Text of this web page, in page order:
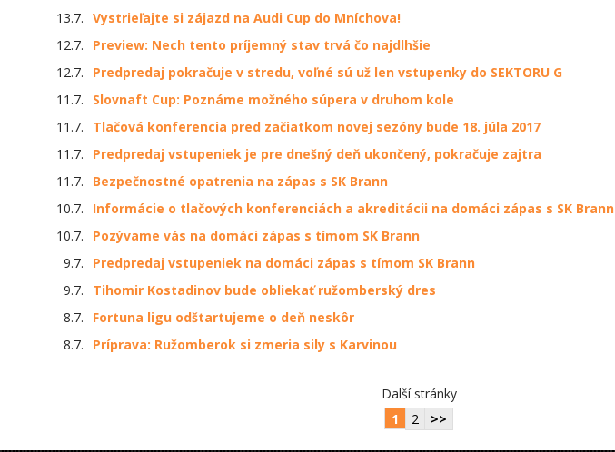
13.7. Vystrieľajte si zájazd na Audi Cup do Mníchova!
12.7.
Preview: Nech tento príjemný stav trvá čo najdlhšie
12.7.
Predpredaj pokračuje v stredu, voľné sú už len vstupenky do SEKTORU G
11.7.
Slovnaft Cup: Poznáme možného súpera v druhom kole
11.7.
Tlačová konferencia pred začiatkom novej sezóny bude 18. júla 2017
11.7.
Predpredaj vstupeniek je pre dnešný deň ukončený, pokračuje zajtra
11.7.
Bezpečnostné opatrenia na zápas s SK Brann
10.7.
Informácie o tlačových konferenciách a akreditácii na domáci zápas s SK Brann
10.7.
Pozývame vás na domáci zápas s tímom SK Brann
9.7.
Predpredaj vstupeniek na domáci zápas s tímom SK Brann
9.7.
Tihomir Kostadinov bude obliekať ružomberský dres
8.7.
Fortuna ligu odštartujeme o deň neskôr
8.7.
Príprava: Ružomberok si zmeria sily s Karvinou
Další stránky
1
2 >>